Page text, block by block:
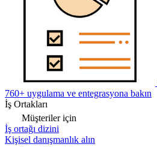
760+ uygulama ve entegrasyona bakın
İş Ortakları
Müşteriler için
İş ortağı dizini
Kişisel danışmanlık alın